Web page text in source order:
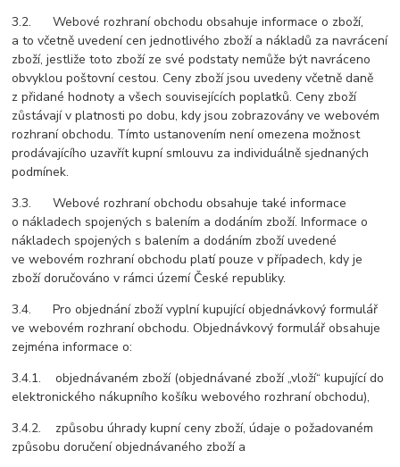
3.2. Webové rozhraní obchodu obsahuje informace o zboží,
a to včetně uvedení cen jednotlivého zboží a nákladů za navrácení
zboží, jestliže toto zboží ze své podstaty nemůže být navráceno
obvyklou poštovní cestou. Ceny zboží jsou uvedeny včetně daně
z přidané hodnoty a všech souvisejících poplatků. Ceny zboží
zůstávají v platnosti po dobu, kdy jsou zobrazovány ve webovém
rozhraní obchodu. Tímto ustanovením není omezena možnost
prodávajícího uzavřít kupní smlouvu za individuálně sjednaných
podmínek.
3.3. Webové rozhraní obchodu obsahuje také informace
o nákladech spojených s balením a dodáním zboží. Informace o
nákladech spojených s balením a dodáním zboží uvedené
ve webovém rozhraní obchodu platí pouze v případech, kdy je
zboží doručováno v rámci území České republiky.
3.4. Pro objednání zboží vyplní kupující objednávkový formulář
ve webovém rozhraní obchodu. Objednávkový formulář obsahuje
zejména informace o:
3.4.1. objednávaném zboží (objednávané zboží „vloží“ kupující do
elektronického nákupního košíku webového rozhraní obchodu),
3.4.2. způsobu úhrady kupní ceny zboží, údaje o požadovaném
způsobu doručení objednávaného zboží a